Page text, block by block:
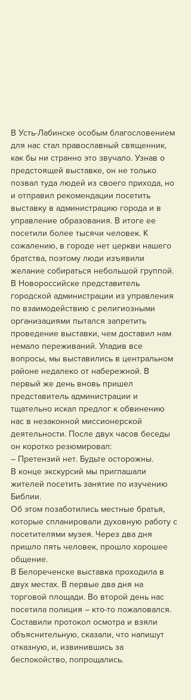
В Усть-Лабинске особым благословением
для нас стал православный священник,
как бы ни странно это звучало. Узнав о
предстоящей выставке, он не только
позвал туда людей из своего прихода, но
и отправил рекомендации посетить
выставку в администрацию города и в
управление образования. В итоге ее
посетили более тысячи человек. К
сожалению, в городе нет церкви нашего
братства, поэтому люди изъявили
желание собираться небольшой группой.
В Новороссийске представитель
городской администрации из управления
по взаимодействию с религиозными
организациями пытался запретить
проведение выставки, чем доставил нам
немало переживаний. Уладив все
вопросы, мы выставились в центральном
районе недалеко от набережной. В
первый же день вновь пришел
представитель администрации и
тщательно искал предлог к обвинению
нас в незаконной миссионерской
деятельности. После двух часов беседы
он коротко резюмировал:
– Претензий нет. Будьте осторожны.
В конце экскурсий мы приглашали
жителей посетить занятие по изучению
Библии.
Об этом позаботились местные братья,
которые спланировали духовную работу с
посетителями музея. Через два дня
пришло пять человек, прошло хорошее
общение.
В Белореченске выставка проходила в
двух местах. В первые два дня на
торговой площади. Во второй день нас
посетила полиция – кто-то пожаловался.
Составили протокол осмотра и взяли
объяснительную, сказали, что напишут
отказную, и, извинившись за
беспокойство, попрощались.